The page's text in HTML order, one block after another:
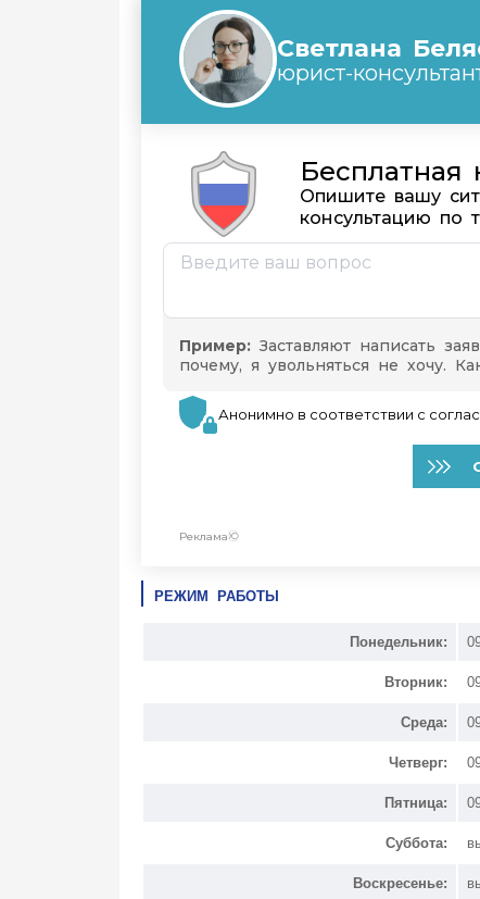
РЕЖИМ РАБОТЫ
Понедельник:
Вторник:
Среда:
Четверг:
Пятница:
Суббота:
Воскресенье: